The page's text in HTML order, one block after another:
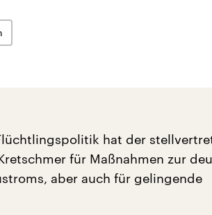
hat der
für Maßnahmen zur
aber auch für gelingende